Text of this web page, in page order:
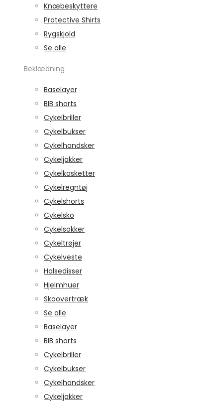
Knæbeskyttere
Protective Shirts
Rygskjold
Se alle
Beklædning
Baselayer
BIB shorts
Cykelbriller
Cykelbukser
Cykelhandsker
Cykeljakker
Cykelkasketter
Cykelregntøj
Cykelshorts
Cykelsko
Cykelsokker
Cykeltrøjer
Cykelveste
Halsedisser
Hjelmhuer
Skoovertræk
Se alle
Baselayer
BIB shorts
Cykelbriller
Cykelbukser
Cykelhandsker
Cykeljakker